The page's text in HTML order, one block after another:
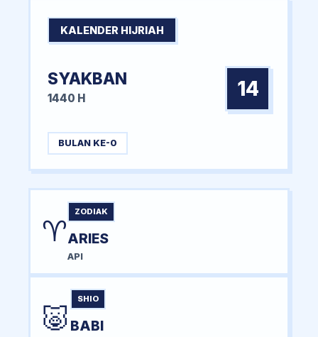
KALENDER HIJRIAH
SYAKBAN
1440 H 14
BULAN KE-0
♈
ZODIAK
ARIES
API
🐷
SHIO
BABI